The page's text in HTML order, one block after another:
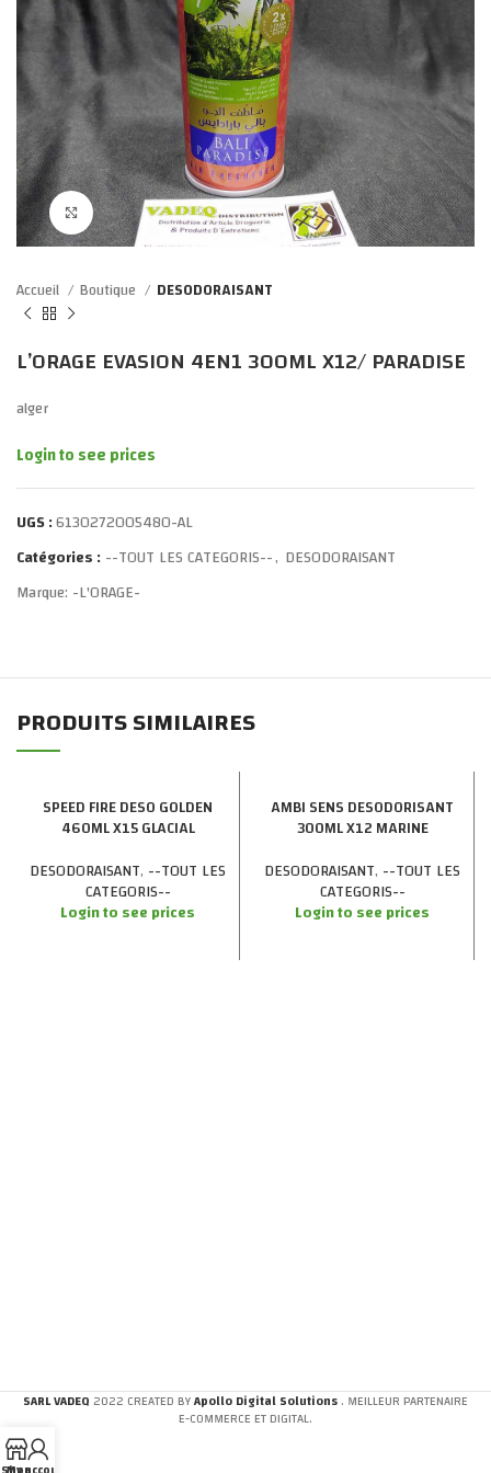
Click to enlarge
Accueil Boutique DESODORAISANT
L’ORAGE EVASION 4EN1 300ML X12/ PARADISE
alger
Login to see prices
UGS :6130272005480-AL
Catégories :--TOUT LES CATEGORIS--, DESODORAISANT
Marque: -L'ORAGE-
PRODUITS SIMILAIRES
SPEED FIRE DESO GOLDEN
460ML X15 GLACIAL
DESODORAISANT, --TOUT LES
CATEGORIS--
Login to see prices
AMBI SENS DESODORISANT
300ML X12 MARINE
DESODORAISANT, --TOUT LES
CATEGORIS--
Login to see prices
SARL VADEQ 2022 CREATED BYApollo Digital Solutions. MEILLEUR PARTENAIRE
E-COMMERCE ET DIGITAL.